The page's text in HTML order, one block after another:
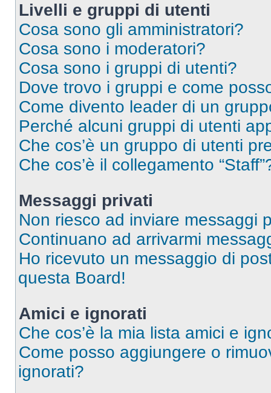
Livelli e gruppi di utenti
Cosa sono gli amministratori?
Cosa sono i moderatori?
Cosa sono i gruppi di utenti?
Dove trovo i gruppi e come
Come divento leader di un
Perché alcuni gruppi di utenti
Che cos’è un gruppo di utenti
Che cos’è il collegamento
Messaggi privati
Non riesco ad inviare messaggi
Continuano ad arrivarmi
Ho ricevuto un messaggio di
questa Board!
Amici e ignorati
Che cos’è la mia lista amici e
Come posso aggiungere o
ignorati?